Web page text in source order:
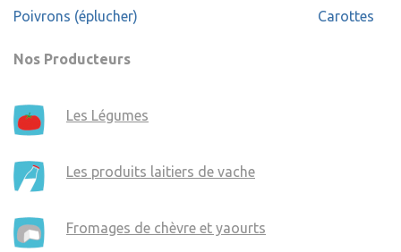
Navigation
l’article
Poivrons (éplucher) Carottes
Nos Producteurs
Les Légumes
Les produits laitiers de vache
Fromages de chèvre et yaourts